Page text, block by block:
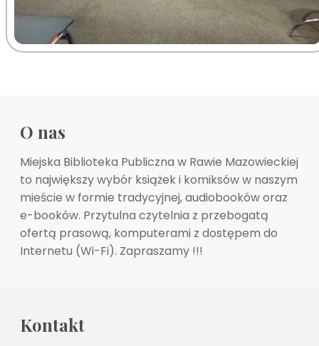
O nas
Miejska Biblioteka Publiczna w Rawie Mazowieckiej
to największy wybór książek i komiksów w naszym
mieście w formie tradycyjnej, audiobooków oraz
e-booków. Przytulna czytelnia z przebogatą
ofertą prasową, komputerami z dostępem do
Internetu (Wi-Fi). Zapraszamy !!!
Kontakt